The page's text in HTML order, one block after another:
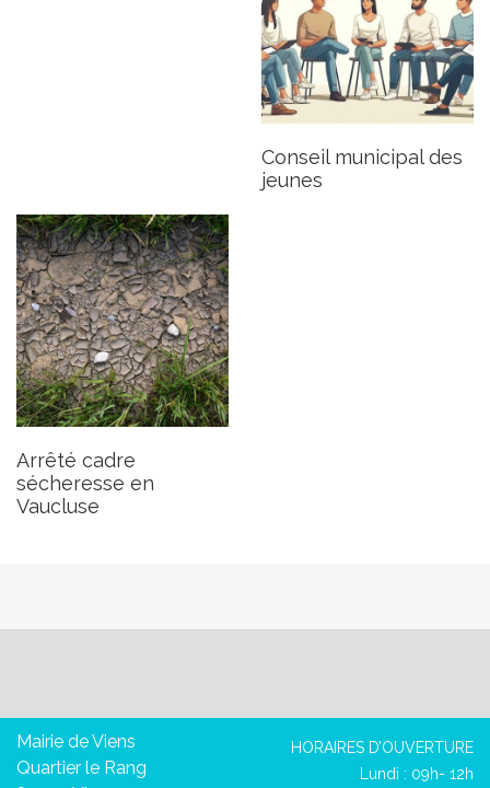
Conseil municipal des
jeunes
Arrêté cadre
sécheresse en
Vaucluse
Mairie de Viens
Quartier le Rang
HORAIRES D’OUVERTURE
Lundi : 09h- 12h